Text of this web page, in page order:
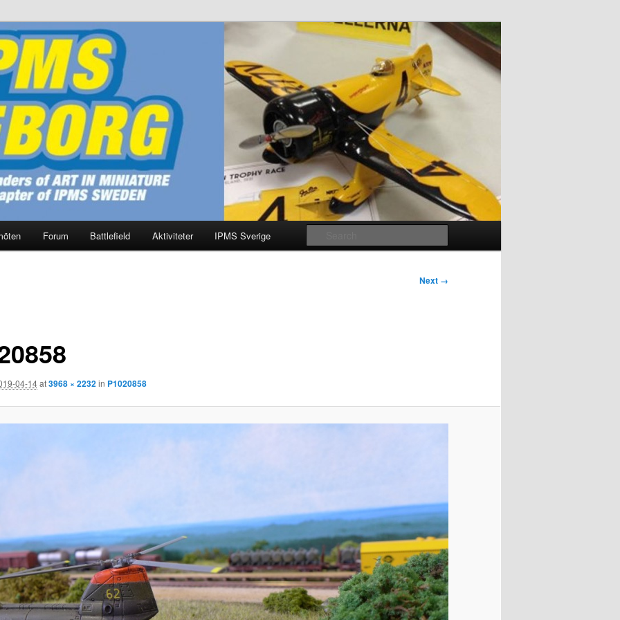
Forum Battlefield Aktiviteter IPMS Sverige
Next →
04-14at3968 × 2232in P1020858